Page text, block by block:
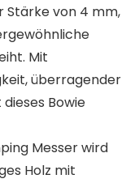
Stärke von 4 mm,
Mit
überragender
Bowie
Messer wird
Holz mit